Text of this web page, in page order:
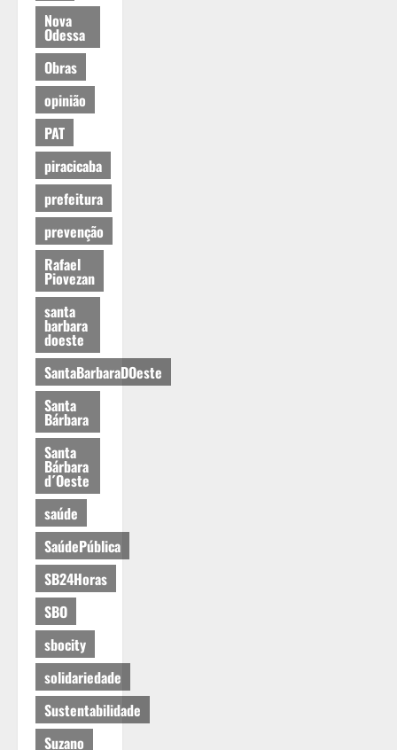
Nova
Odessa
Obras
opinião
PAT
piracicaba
prefeitura
prevenção
Rafael
Piovezan
santa
barbara
doeste
SantaBarbaraDOeste
Santa
Bárbara
Santa
Bárbara
d´Oeste
saúde
SaúdePública
SB24Horas
SBO
sbocity
solidariedade
Sustentabilidade
Suzano